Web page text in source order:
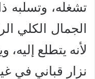
تشغله، وتسلبه
الجمال الكلي
لأنه يتطلع
نزار قباني في